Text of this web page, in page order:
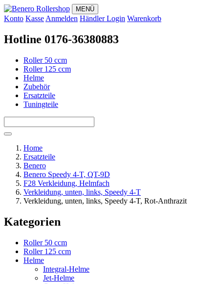
MENÜ
Konto Kasse Anmelden Händler Login Warenkorb
Hotline 0176-36380883
Roller 50 ccm
Roller 125 ccm
Helme
Zubehör
Ersatzteile
Tuningteile
Home
Ersatzteile
Benero
Benero Speedy 4-T, QT-9D
F28 Verkleidung, Helmfach
Verkleidung, unten, links, Speedy 4-T
Verkleidung, unten, links, Speedy 4-T, Rot-Anthrazit
Kategorien
Roller 50 ccm
Roller 125 ccm
Helme
Integral-Helme
Jet-Helme